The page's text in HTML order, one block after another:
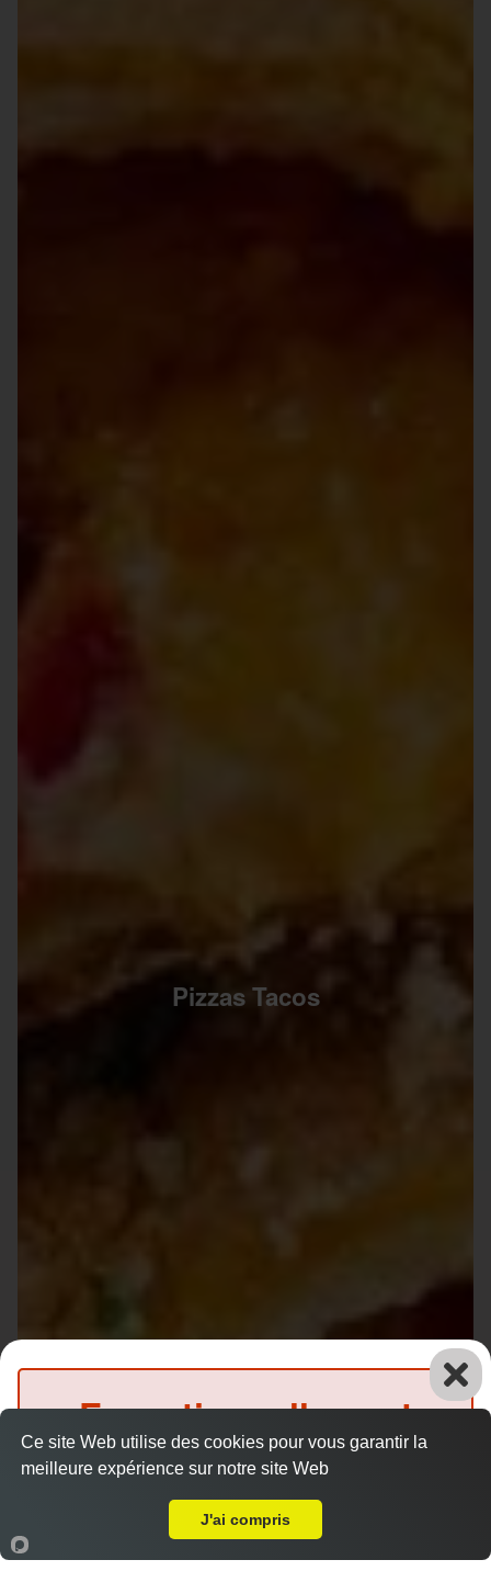
Pizzas Tacos
Accueil Panier Compte
Exceptionnellement
fermé
(Précommande possible)
Ce site Web utilise des cookies pour vous garantir la
meilleure expérience sur notre site Web
J'ai compris